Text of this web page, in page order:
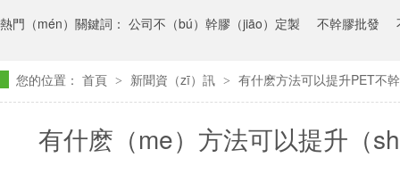
熱門（mén）關鍵詞： 公司不（bú）幹膠（jiāo）定製 不幹膠批發
您的位置： 首頁 > 新聞資（zī）訊 > 有什麽方法可以提升PET不
有什麽（me）方法可以提升（